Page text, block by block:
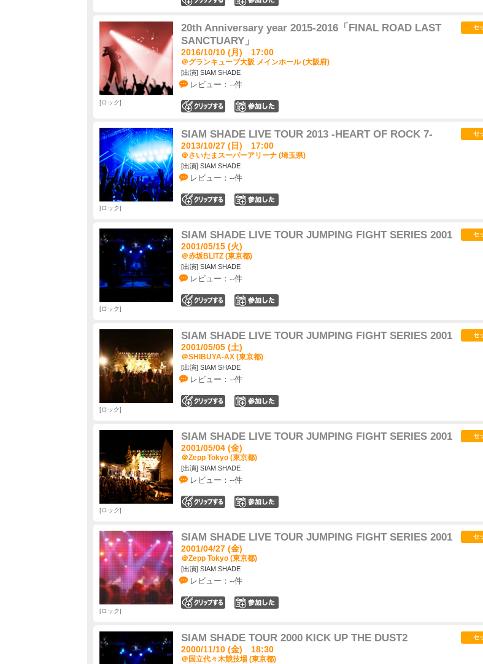
20th Anniversary year 2015-2016「FINAL ROAD LAST
SANCTUARY」
2016/10/10 (月) 17:00
＠グランキューブ大阪 メインホール (大阪府)
[出演] SIAM SHADE
レビュー：--件
セ
ロック
SIAM SHADE LIVE TOUR 2013 -HEART OF ROCK 7-
2013/10/27 (日) 17:00
＠さいたまスーパーアリーナ (埼玉県)
[出演] SIAM SHADE
レビュー：--件
セ
ロック
SIAM SHADE LIVE TOUR JUMPING FIGHT SERIES 2001
2001/05/15 (火)
＠赤坂BLITZ (東京都)
[出演] SIAM SHADE
レビュー：--件
セ
ロック
SIAM SHADE LIVE TOUR JUMPING FIGHT SERIES 2001
2001/05/05 (土)
＠SHIBUYA-AX (東京都)
[出演] SIAM SHADE
レビュー：--件
セ
ロック
SIAM SHADE LIVE TOUR JUMPING FIGHT SERIES 2001
2001/05/04 (金)
＠Zepp Tokyo (東京都)
[出演] SIAM SHADE
レビュー：--件
セ
ロック
SIAM SHADE LIVE TOUR JUMPING FIGHT SERIES 2001
2001/04/27 (金)
＠Zepp Tokyo (東京都)
[出演] SIAM SHADE
レビュー：--件
セ
ロック
SIAM SHADE TOUR 2000 KICK UP THE DUST2
2000/11/10 (金) 18:30
＠国立代々木競技場 (東京都)
セ